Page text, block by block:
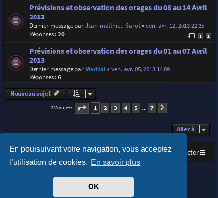
En poursuivant votre navigation, vous acceptez
l’utilisation de cookies. En savoir plus
OK
Prévisions et observation des orages du 08 au 14 Avril
2013
Dernier message parJean-matthieu Garot« ven. avr. 12, 2013 22:25
Réponses :20 1 2
Prévisions et observation des orages du 01 au 07 Avril
2013
Dernier message par Martial« ven. avr. 05, 2013 14:09
Réponses :6
Nouveau sujet
323 sujets Page 1sur
1 2 3 4 5 … 7
Aller à
Accueil Index du forum Nous contacter
Développé par
® Forum Software © phpBB Limited
Traduit par